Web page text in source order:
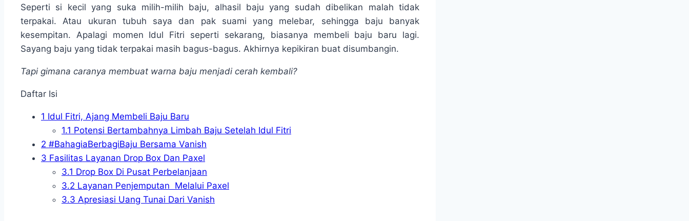
Seperti si kecil yang suka milih-milih baju, alhasil baju yang sudah dibelikan malah tidak
terpakai. Atau ukuran tubuh saya dan pak suami yang melebar, sehingga baju banyak
kesempitan. Apalagi momen Idul Fitri seperti sekarang, biasanya membeli baju baru lagi.
Sayang baju yang tidak terpakai masih bagus-bagus. Akhirnya kepikiran buat disumbangin.
Tapi gimana caranya membuat warna baju menjadi cerah kembali?
Daftar Isi
1 Idul Fitri, Ajang Membeli Baju Baru
1.1 Potensi Bertambahnya Limbah Baju Setelah Idul Fitri
2 #BahagiaBerbagiBaju Bersama Vanish
3 Fasilitas Layanan Drop Box Dan Paxel
3.1 Drop Box Di Pusat Perbelanjaan
3.2 Layanan Penjemputan Melalui Paxel
3.3 Apresiasi Uang Tunai Dari Vanish